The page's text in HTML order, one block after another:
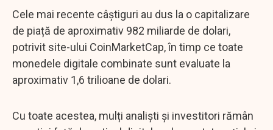
Cele mai recente câștiguri au dus la o capitalizare
de piață de aproximativ 982 miliarde de dolari,
potrivit site-ului CoinMarketCap, în timp ce toate
monedele digitale combinate sunt evaluate la
aproximativ 1,6 trilioane de dolari.
Cu toate acestea, mulți analiști și investitori rămân